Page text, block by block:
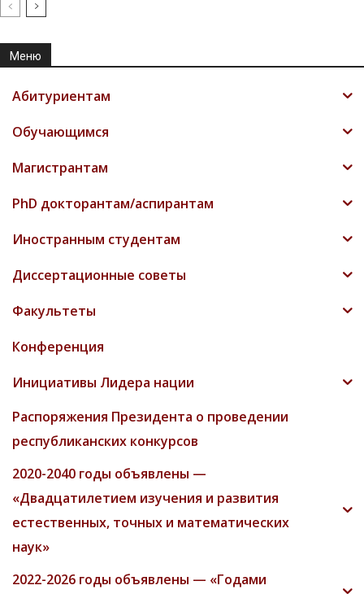
Меню
Абитуриентам
Обучающимся
Магистрантам
PhD докторантам/аспирантам
Иностранным студентам
Диссертационные советы
Факультеты
Конференция
Инициативы Лидера нации
Распоряжения Президента о проведении
республиканских конкурсов
2020-2040 годы объявлены —
«Двадцатилетием изучения и развития
естественных, точных и математических
наук»
2022-2026 годы объявлены — «Годами